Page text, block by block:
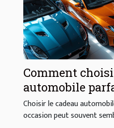
Comment
automobile
chaque occasion
Choisir le cadeau
occasion peut souvent